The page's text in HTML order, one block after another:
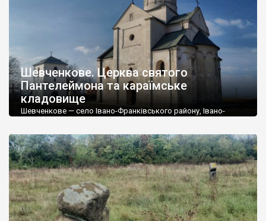
Шевченкове. Церква святого
Пантелеймона та караїмське
кладовище
Шевченкове — село Івано-Франківського району, Івано-
давнини — церква святого Пантелеймона, що вважається
найстарішою в Західній Україні. Село розташоване на
правому березі річки Лімниці біля місця її впадіння у Дністер,
на високому пагорбі, що в народі носить назву Виноградна
гора. Давня назва місцевості – Святий Станіслав. Імям цього
святого […]